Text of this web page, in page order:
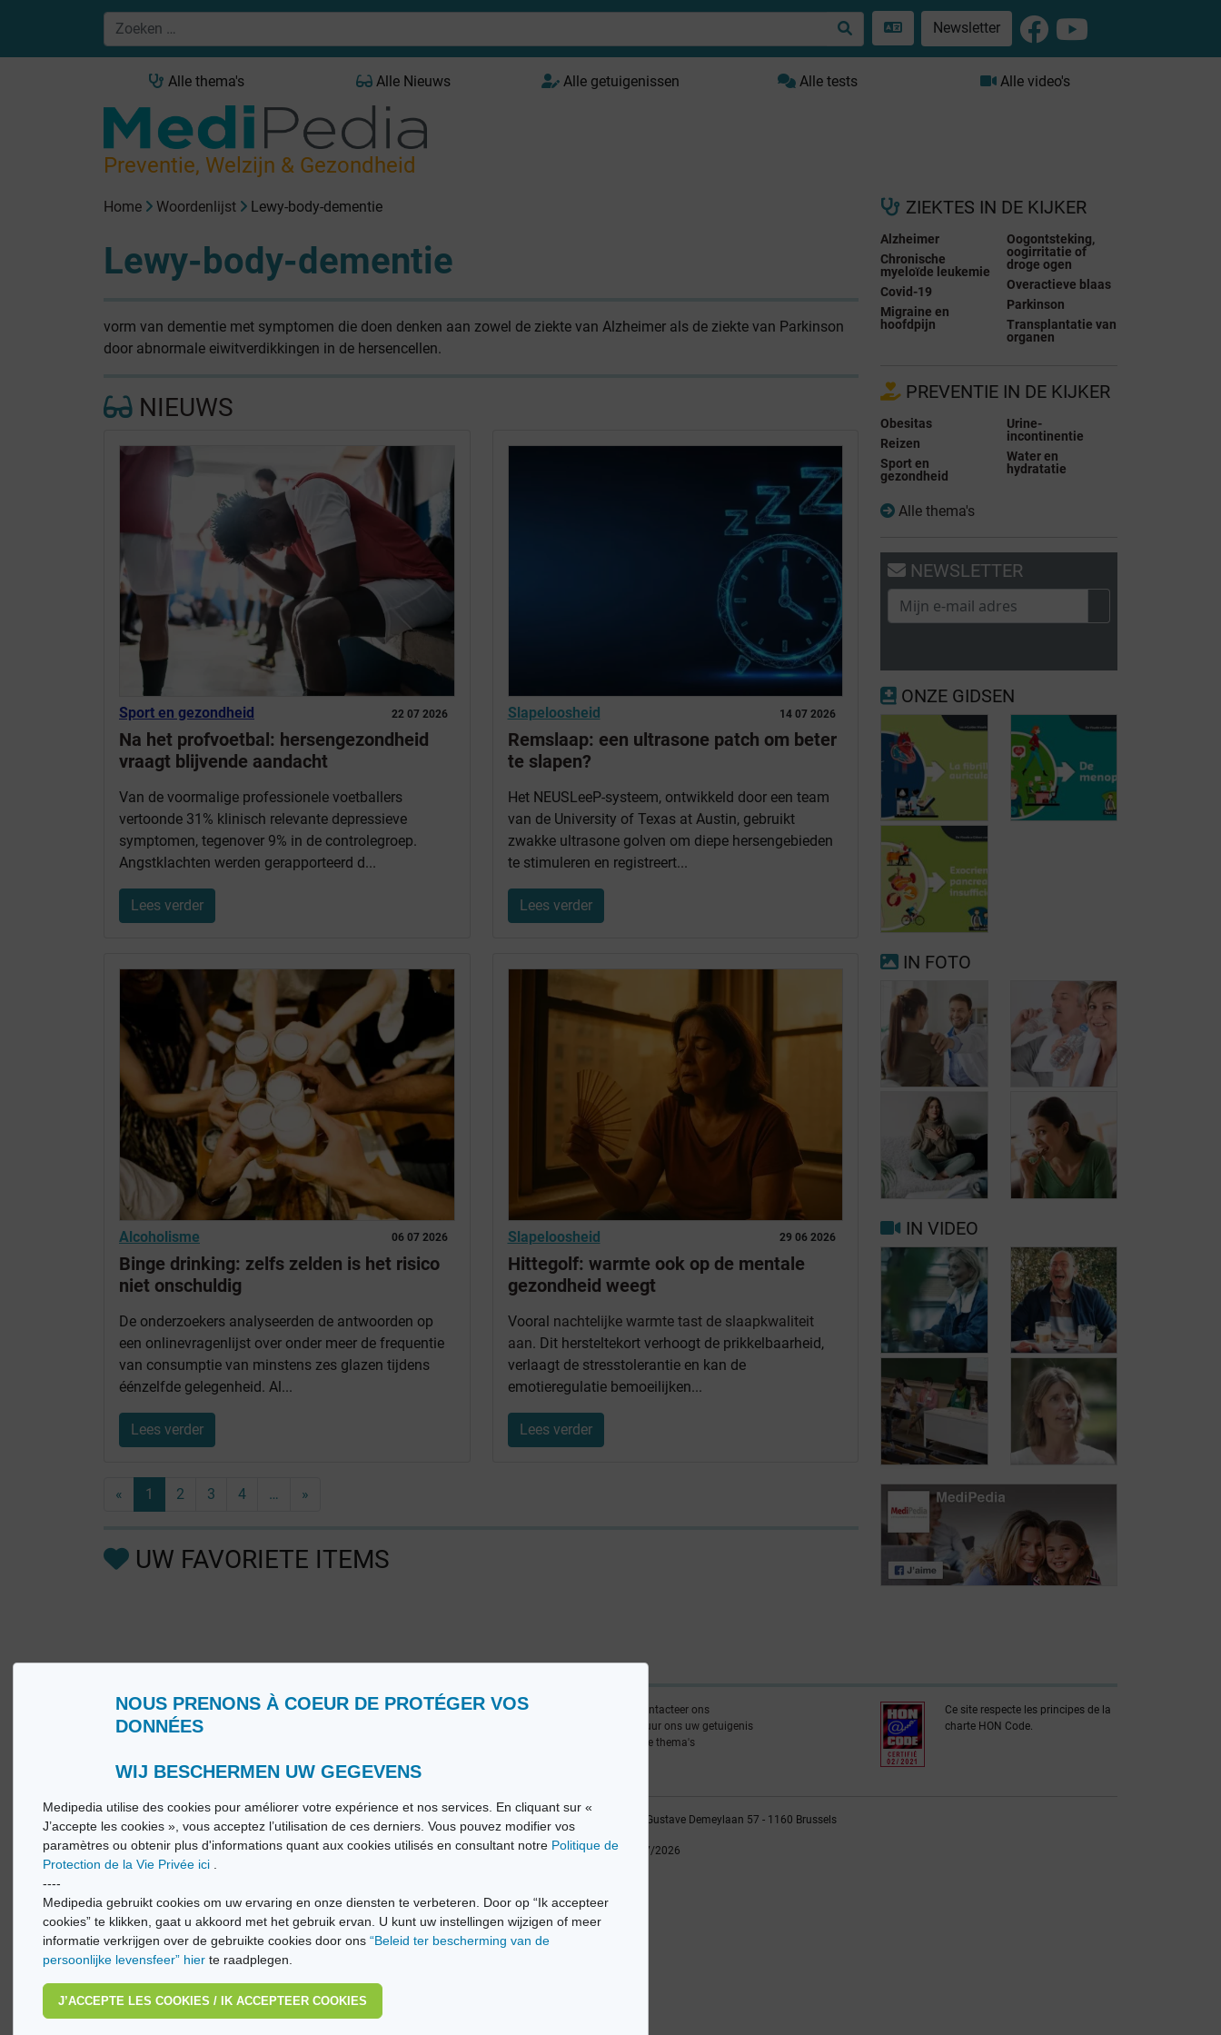
NOUS PRENONS À COEUR DE PROTÉGER VOS
DONNÉES
WIJ BESCHERMEN UW GEGEVENS
Medipedia utilise des cookies pour améliorer votre expérience et nos services. En cliquant sur «
J’accepte les cookies », vous acceptez l’utilisation de ces derniers. Vous pouvez modifier vos
paramètres ou obtenir plus d'informations quant aux cookies utilisés en consultant notre Politique de
Protection de la Vie Privée ici .
----
Medipedia gebruikt cookies om uw ervaring en onze diensten te verbeteren. Door op “Ik accepteer
cookies” te klikken, gaat u akkoord met het gebruik ervan. U kunt uw instellingen wijzigen of meer
informatie verkrijgen over de gebruikte cookies door ons“Beleid ter bescherming van de
persoonlijke levensfeer” hier te raadplegen.
J’ACCEPTE LES COOKIES / IK ACCEPTEER COOKIES
Newsletter
Alle thema's Alle Nieuws Alle getuigenissen Alle tests Alle video's
Preventie, Welzijn & Gezondheid
Home Woordenlijst Lewy-body-dementie
Lewy-body-dementie
vorm van dementie met symptomen die doen denken aan zowel de ziekte van Alzheimer als de ziekte van Parkinson
door abnormale eiwitverdikkingen in de hersencellen.
NIEUWS
22 07 2026
Sport en gezondheid
Na het profvoetbal: hersengezondheid
vraagt blijvende aandacht
Van de voormalige professionele voetballers
vertoonde 31% klinisch relevante depressieve
symptomen, tegenover 9% in de controlegroep.
Angstklachten werden gerapporteerd d...
Lees verder
14 07 2026
Slapeloosheid
Remslaap: een ultrasone patch om beter
te slapen?
Het NEUSLeeP-systeem, ontwikkeld door een team
van de University of Texas at Austin, gebruikt
zwakke ultrasone golven om diepe hersengebieden
te stimuleren en registreert...
Lees verder
06 07 2026
Alcoholisme
Binge drinking: zelfs zelden is het risico
niet onschuldig
De onderzoekers analyseerden de antwoorden op
een onlinevragenlijst over onder meer de frequentie
van consumptie van minstens zes glazen tijdens
éénzelfde gelegenheid. Al...
Lees verder
29 06 2026
Slapeloosheid
Hittegolf: warmte ook op de mentale
gezondheid weegt
Vooral nachtelijke warmte tast de slaapkwaliteit
aan. Dit hersteltekort verhoogt de prikkelbaarheid,
verlaagt de stresstolerantie en kan de
emotieregulatie bemoeilijken...
Lees verder
« 1 2 3 4 … »
UW FAVORIETE ITEMS
ZIEKTES IN DE KIJKER
Alzheimer
Chronische
myeloïde leukemie
Covid-19
Migraine en
hoofdpijn
Oogontsteking,
oogirritatie of
droge ogen
Overactieve blaas
Parkinson
Transplantatie van
organen
PREVENTIE IN DE KIJKER
Obesitas
Reizen
Sport en
gezondheid
Urine-
incontinentie
Water en
hydratatie
Alle thema's
NEWSLETTER
ONZE GIDSEN
Voorkamerfibrillatie
Exocriene
pancreas-
insufficiëntie
IN FOTO
Wanneer
opnieuw uw arts
raadplegen bij
migraine of
hoofdpijn?
Hoofdpijn
dagelijks
voorkomen
Beter leven met
migraine in het
dagelijks leven
Trigger- en
risicofactoren
voor migraine
en hoofdpijn
IN VIDEO
Carole, 55 jaar,
vond een
haar
Jean, 58 jaar,
geniet van het
leven, ondanks
het feit dat hij
met urineverlies
Dag van de
Lymfoompatiënten:
Mariangela
Fiorente,
ALWB
Dag van de
Lymfoompatiënten:
Prof. Virginie De
Wilde
Wie zijn wij?
Gebruiksvoorwaarden
Woordenlijst
Contacteer ons
Stuur ons uw getuigenis
Alle thema's
Ce site respecte les principes de la
charte HON Code.
© Vivio sa, 2014-2026 - Tous droits réservés | Avenue Gustave Demeylaan 57 - 1160 Brussels
Laatste update: 22/07/2026